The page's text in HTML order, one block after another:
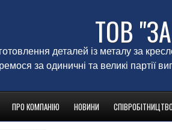
ТОВ
деталей із металу за
за одиничні та великі партії
ПРО КОМПАНІЮ НОВИНИ